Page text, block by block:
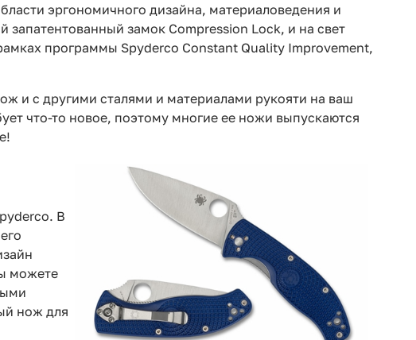
эргономичного дизайна, материаловедения и
замок Compression Lock, и на свет
программы Spyderco Constant Quality Improvement,
и с другими сталями и материалами рукояти на ваш
что-то новое, поэтому многие ее ножи выпускаются
В
можете
нож для